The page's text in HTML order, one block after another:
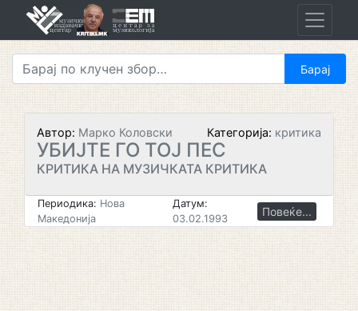
Автор: Марко Коловски Категорија: критика
УБИЈТЕ ГО ТОЈ ПЕС
КРИТИКА НА МУЗИЧКАТА КРИТИКА
Периодика: Нова
Македонија
Датум:
03.02.1993
Повеќе...